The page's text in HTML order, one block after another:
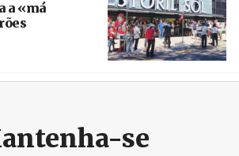
a «má
se